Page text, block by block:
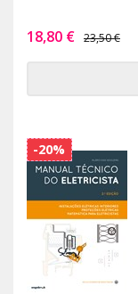
18,80 € 23,50 €
-20%